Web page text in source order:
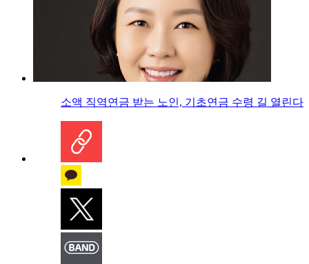
소액 직역연금 받는 노인, 기초연금 수령 길 열린다